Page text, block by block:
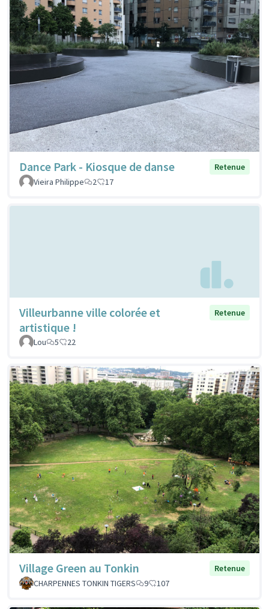
Dance Park - Kiosque de danse
Retenue
Vieira Philippe
2 17
Villeurbanne ville colorée et
artistique !
Retenue
Lou 5 22
Village Green au Tonkin
Retenue
CHARPENNES TONKIN TIGERS
9 107